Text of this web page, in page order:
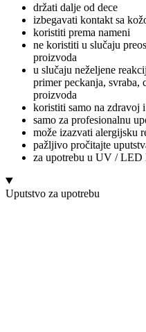
držati dalje od dece
izbegavati kontakt sa
koristiti prema nameni
ne koristiti u slučaju
proizvoda
u slučaju neželjene
primer peckanja, svraba,
proizvoda
koristiti samo na zdravoj
samo za profesionalnu
može izazvati alergijsku
pažljivo pročitajte
za upotrebu u UV / LED
Uputstvo za upotrebu